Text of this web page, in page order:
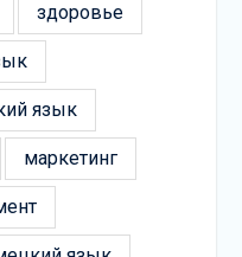
здоровье
язык
маркетинг